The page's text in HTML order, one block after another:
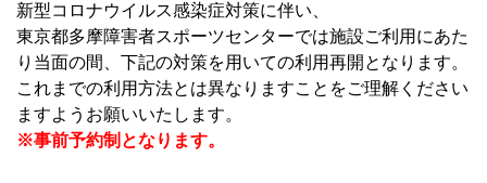
新型コロナウイルス感染症対策に伴い、
東京都多摩障害者スポーツセンターでは施設ご利用にあた
り当面の間、下記の対策を用いての利用再開となります。
これまでの利用方法とは異なりますことをご理解ください
ますようお願いいたします。
※事前予約制となります。